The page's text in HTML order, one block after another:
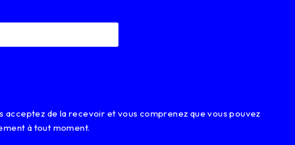
acceptez de la recevoir et vous comprenez que vous pouvez
à tout moment.